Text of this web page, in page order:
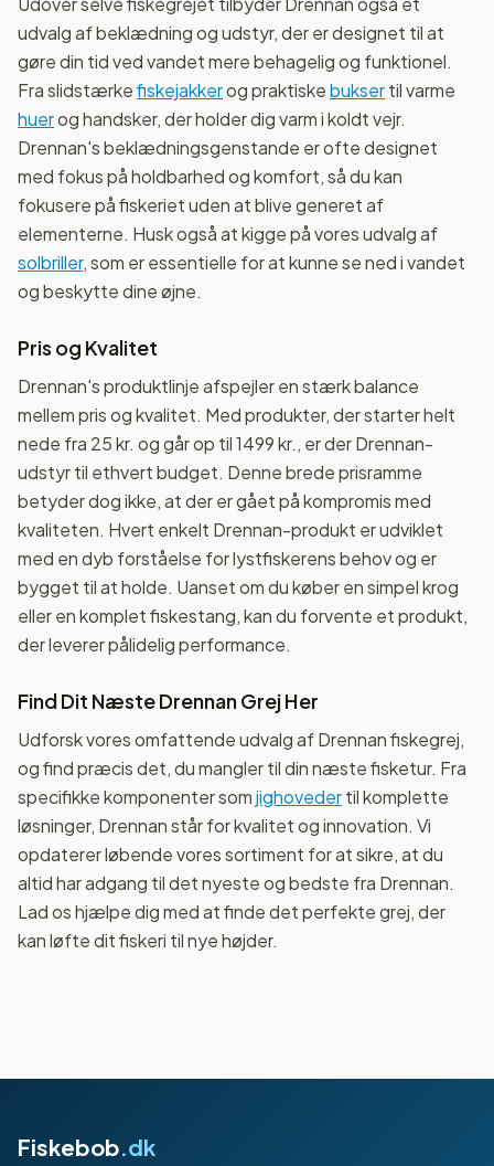
udvalg af beklædning og udstyr, der er designet til at
gøre din tid ved vandet mere behagelig og funktionel.
Fra slidstærkefiskejakkerog praktiskebuksertil varme
huerog handsker, der holder dig varm i koldt vejr.
Drennan's beklædningsgenstande er ofte designet
med fokus på holdbarhed og komfort, så du kan
fokusere på fiskeriet uden at blive generet af
elementerne. Husk også at kigge på vores udvalg af
solbriller, som er essentielle for at kunne se ned i vandet
og beskytte dine øjne.
Pris og Kvalitet
Drennan's produktlinje afspejler en stærk balance
mellem pris og kvalitet. Med produkter, der starter helt
nede fra 25 kr. og går op til 1499 kr., er der Drennan-
udstyr til ethvert budget. Denne brede prisramme
betyder dog ikke, at der er gået på kompromis med
kvaliteten. Hvert enkelt Drennan-produkt er udviklet
med en dyb forståelse for lystfiskerens behov og er
bygget til at holde. Uanset om du køber en simpel krog
eller en komplet fiskestang, kan du forvente et produkt,
der leverer pålidelig performance.
Find Dit Næste Drennan Grej Her
Udforsk vores omfattende udvalg af Drennan fiskegrej,
og find præcis det, du mangler til din næste fisketur. Fra
specifikke komponenter somjighovedertil komplette
løsninger, Drennan står for kvalitet og innovation. Vi
opdaterer løbende vores sortiment for at sikre, at du
altid har adgang til det nyeste og bedste fra Drennan.
Lad os hjælpe dig med at finde det perfekte grej, der
kan løfte dit fiskeri til nye højder.
Fiskebob.dk